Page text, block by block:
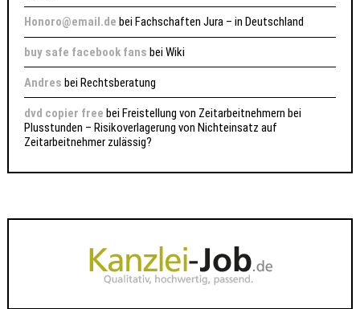
Honoro@email.de bei Fachschaften Jura – in Deutschland
buy safe facebook fans beiWiki
Andres beiRechtsberatung
dvd copier free beiFreistellung von Zeitarbeitnehmern bei
Plusstunden – Risikoverlagerung von Nichteinsatz auf
Zeitarbeitnehmer zulässig?